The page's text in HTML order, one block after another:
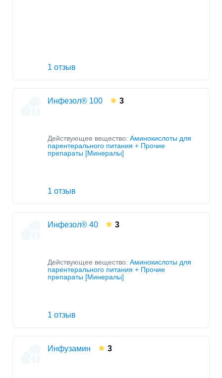
1 отзыв
Инфезол® 100 3
Действующее вещество: Аминокислоты для
парентерального питания + Прочие
препараты [Минералы]
1 отзыв
Инфезол® 40 3
Действующее вещество: Аминокислоты для
парентерального питания + Прочие
препараты [Минералы]
1 отзыв
Инфузамин 3